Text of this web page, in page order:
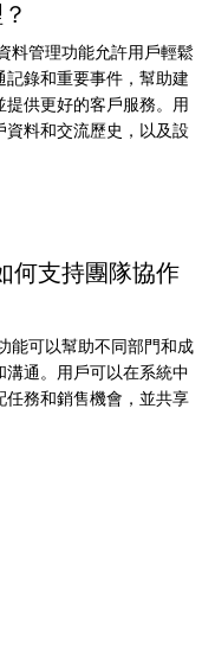
料管理功能允許用戶輕鬆
記錄和重要事件，幫助建
提供更好的客戶服務。用
資料和交流歷史，以及設
何支持團隊協作
能可以幫助不同部門和成
溝通。用戶可以在系統中
任務和銷售機會，並共享